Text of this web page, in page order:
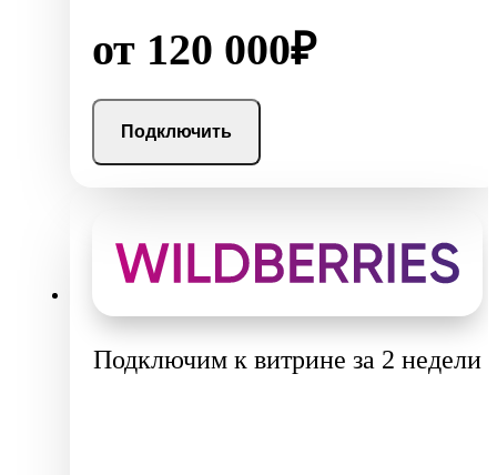
от 120 000₽
Подключить
Подключим к витрине за 2 недели